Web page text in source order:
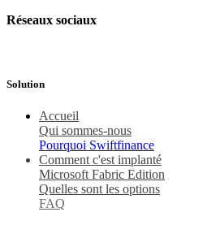
Réseaux sociaux
Solution
Accu​eil
Qui sommes-nous
Pourquoi Swiftfinance
Comment c'est implanté
Microsoft Fabric Edition
Quelles sont les options
FAQ